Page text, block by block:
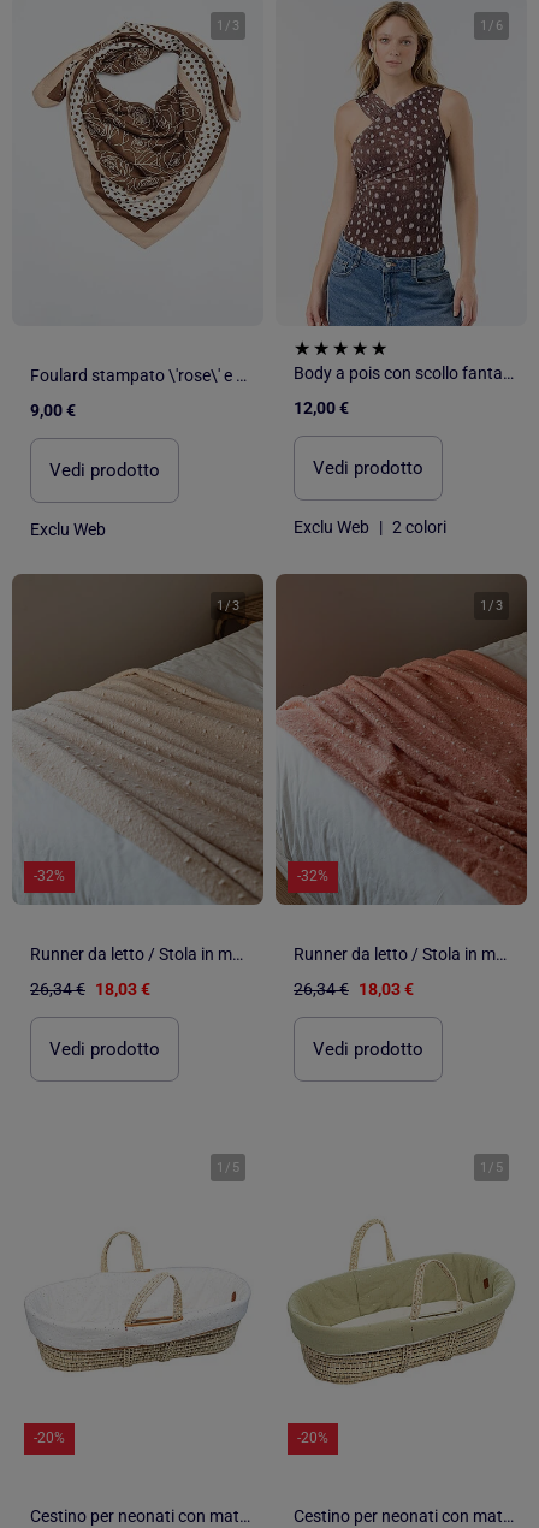
1 / 3
Foulard stampato \'rose\' e \'pois\'
9,00 €
Vedi prodotto
Exclu Web
1 / 6
Body a pois con scollo fantasia
12,00 €
Vedi prodotto
Exclu Web | 2 colori
1 /3
-32%
Runner da letto / Stola in mohair a pois
26,34 € 18,03 €
Vedi prodotto
1 /3
-32%
Runner da letto / Stola in mohair a pois
26,34 € 18,03 €
Vedi prodotto
1 / 5
-20%
Cestino per neonati con materasso, copertura e fitted sheet, pois dorati | SEVIRA KIDS
1 / 5
-20%
Cestino per neonati con materasso, copertura e fitted sheet, pois dorati | SEVIRA KIDS